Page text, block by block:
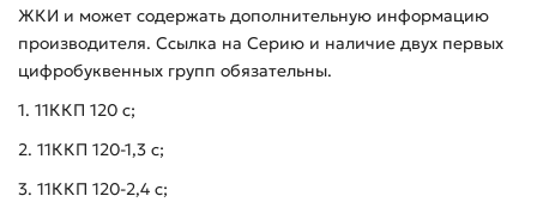
ЖКИ и может содержать дополнительную информацию
производителя. Ссылка на Серию и наличие двух первых
цифробуквенных групп обязательны.
1. 11ККП 120 с;
2. 11ККП 120-1,3 с;
3. 11ККП 120-2,4 с;